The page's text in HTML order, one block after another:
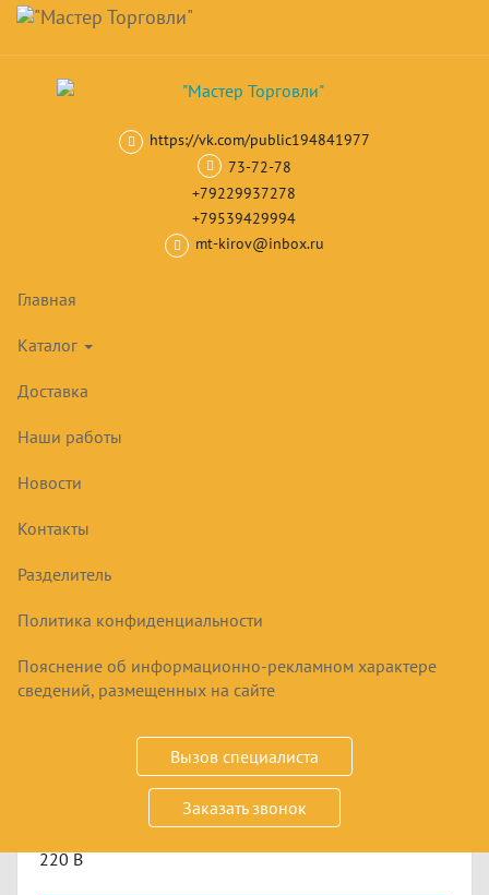
Skip
main
content
Навигация
https://vk.com/public194841977
73-72-78
+79229937278
+79539429994
mt-kirov@inbox.ru
Главная
Каталог
Доставка
Наши работы
Новости
Контакты
Разделитель
Политика конфиденциальности
Пояснение об информационно-рекламном характере
сведений, размещенных на сайте
Вызов специалиста
Заказать звонок
Корзина товар(ов)
Витрины холодильные Витрины для мороженого
7 SCE
108570₽
Срок заказапо запросу
напольная; от -22 до -12 °С; 352 л; вместимость 7 шт.;
220 В